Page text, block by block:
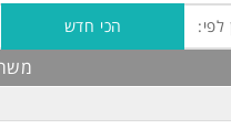
לפי: הכי חדש